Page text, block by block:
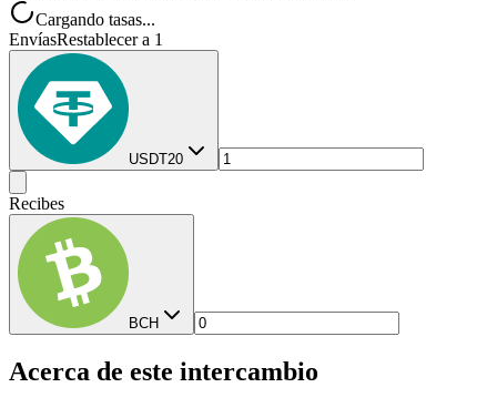
Cargando tasas...
EnvíasRestablecer a 1
USDT20
Recibes
BCH
Acerca de este intercambio